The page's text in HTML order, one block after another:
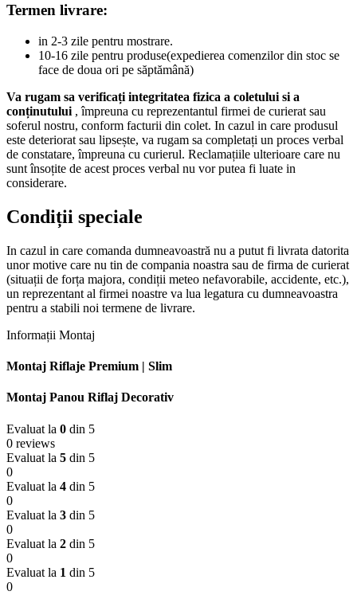
Termen livrare:
in 2-3 zile pentru mostrare.
10-16 zile pentru produse(expedierea comenzilor din stoc se
face de doua ori pe săptămână)
Va rugam sa verificați integritatea fizica a coletului si a
conținutului , împreuna cu reprezentantul firmei de curierat sau
soferul nostru, conform facturii din colet. In cazul in care produsul
este deteriorat sau lipsește, va rugam sa completați un proces verbal
de constatare, împreuna cu curierul. Reclamațiile ulterioare care nu
sunt însoțite de acest proces verbal nu vor putea fi luate in
considerare.
Condiții speciale
In cazul in care comanda dumneavoastră nu a putut fi livrata datorita
unor motive care nu tin de compania noastra sau de firma de curierat
(situații de forța majora, condiții meteo nefavorabile, accidente, etc.),
un reprezentant al firmei noastre va lua legatura cu dumneavoastra
pentru a stabili noi termene de livrare.
Informații Montaj
Montaj Riflaje Premium | Slim
Montaj Panou Riflaj Decorativ
Evaluat la 0 din 5
0 reviews
Evaluat la 5 din 5
0
Evaluat la 4 din 5
0
Evaluat la 3 din 5
0
Evaluat la 2 din 5
0
Evaluat la 1 din 5
0